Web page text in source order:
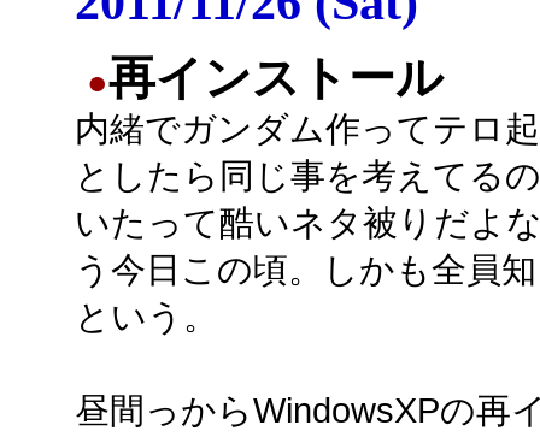
●再インストール
内緒でガンダム作ってテロ
としたら同じ事を考えてる
いたって酷いネタ被りだよ
う今日この頃。しかも全員
という。
昼間っからWindowsXPの再